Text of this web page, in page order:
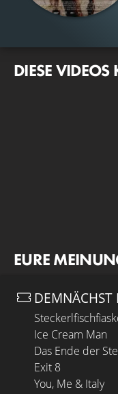
DIESE
EURE
Ice Cream Man
Das Ende der
Exit 8
You, Me & Italy